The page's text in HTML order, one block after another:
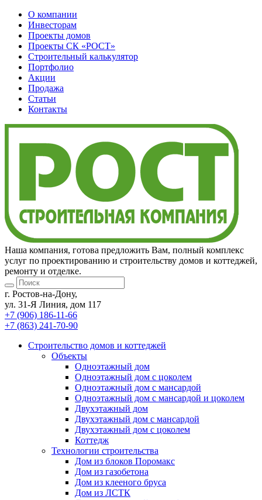
О компании
Инвесторам
Проекты домов
Проекты СК «РОСТ»
Строительный калькулятор
Портфолио
Акции
Продажа
Статьи
Контакты
Наша компания, готова предложить Вам, полный комплекс
услуг по проектированию и строительству домов и коттеджей,
ремонту и отделке.
г. Ростов-на-Дону,
ул. 31-Я Линия, дом 117
+7 (906) 186-11-66
+7 (863) 241-70-90
Cтроительство домов и коттеджей
Объекты
Одноэтажный дом
Одноэтажный дом с цоколем
Одноэтажный дом с мансардой
Одноэтажный дом с мансардой и цоколем
Двухэтажный дом
Двухэтажный дом с мансардой
Двухэтажный дом с цоколем
Коттедж
Технологии строительства
Дом из блоков Поромакс
Дом из газобетона
Дом из клееного бруса
Дом из ЛСТК